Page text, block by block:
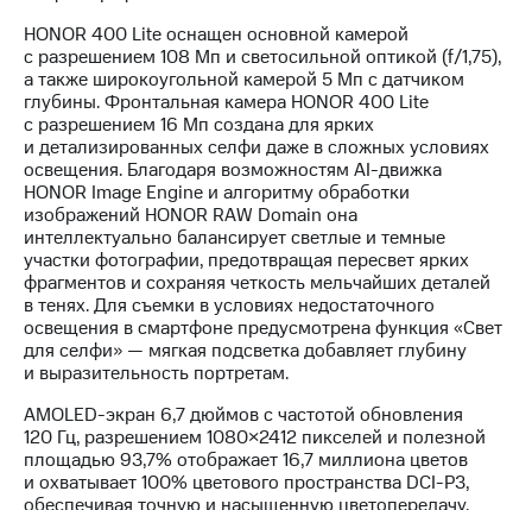
Порядок
выкупа
акций
Дивиденды
Рынок
облигаций
Описание
Еврооблигации-2023
Уведомление
о
погашении
именных
облигаций
Другое
Регистратор
Реквизиты
Контакты
развитие
деловая этика
На главную
HONOR 400 Lite оснащен основной камерой
с разрешением 108 Мп и светосильной оптикой (f/1,75),
а также широкоугольной камерой 5 Мп с датчиком
глубины. Фронтальная камера HONOR 400 Lite
с разрешением 16 Мп создана для ярких
и детализированных селфи даже в сложных условиях
освещения. Благодаря возможностям AI-движка
HONOR Image Engine и алгоритму обработки
изображений HONOR RAW Domain она
интеллектуально балансирует светлые и темные
участки фотографии, предотвращая пересвет ярких
фрагментов и сохраняя четкость мельчайших деталей
в тенях. Для съемки в условиях недостаточного
освещения в смартфоне предусмотрена функция «Свет
для селфи» — мягкая подсветка добавляет глубину
и выразительность портретам.
AMOLED-экран 6,7 дюймов с частотой обновления
120 Гц, разрешением 1080×2412 пикселей и полезной
площадью 93,7% отображает 16,7 миллиона цветов
и охватывает 100% цветового пространства DCI-P3,